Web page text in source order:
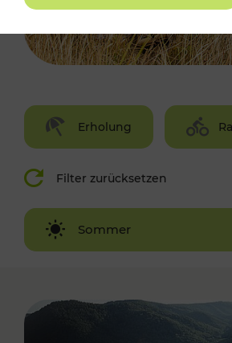
Erholung
Filter zurücksetzen
Sommer
Winter